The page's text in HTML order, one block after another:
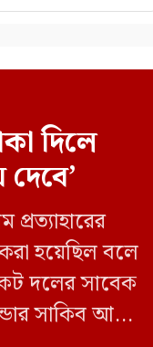
দিলে
হয়েছিল বলে
দলের সাবেক
সাকিব আল